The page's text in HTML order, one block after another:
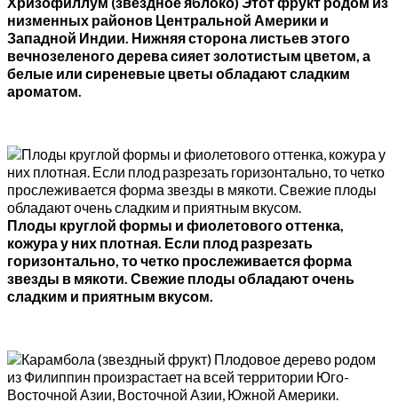
низменных районов Центральной Америки и
Западной Индии. Нижняя сторона листьев этого
вечнозеленого дерева сияет золотистым цветом, а
белые или сиреневые цветы обладают сладким
ароматом.
Плоды круглой формы и фиолетового оттенка,
кожура у них плотная. Если плод разрезать
горизонтально, то четко прослеживается форма
звезды в мякоти. Свежие плоды обладают очень
сладким и приятным вкусом.